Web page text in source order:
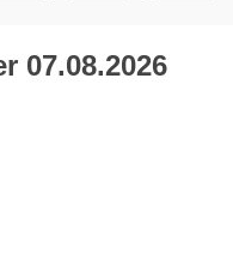
07.08.2026